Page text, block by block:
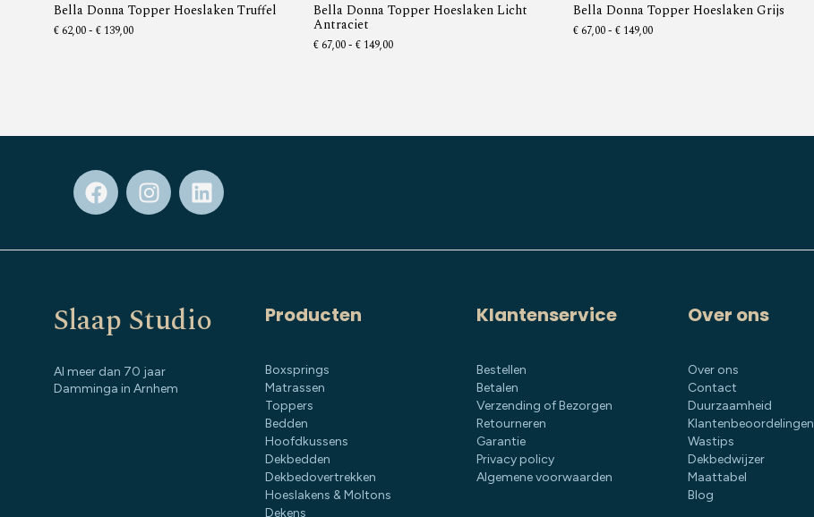
Bella Donna Topper Hoeslaken Truffel
€ 62,00- €139,00
Bella Donna Topper Hoeslaken Licht
Antraciet
€ 67,00- €149,00
Bella Donna Topper Hoeslaken Grijs
€ 67,00- €149,00
Slaap Studio
Al meer dan 70 jaar
Damminga in Arnhem
Producten
Boxsprings
Matrassen
Toppers
Bedden
Hoofdkussens
Dekbedden
Dekbedovertrekken
Hoeslakens & Moltons
Dekens
Klantenservice
Bestellen
Betalen
Verzending of Bezorgen
Retourneren
Garantie
Privacy policy
Algemene voorwaarden
Over ons
Over ons
Contact
Duurzaamheid
Klantenbeoordelingen
Wastips
Dekbedwijzer
Maattabel
Blog